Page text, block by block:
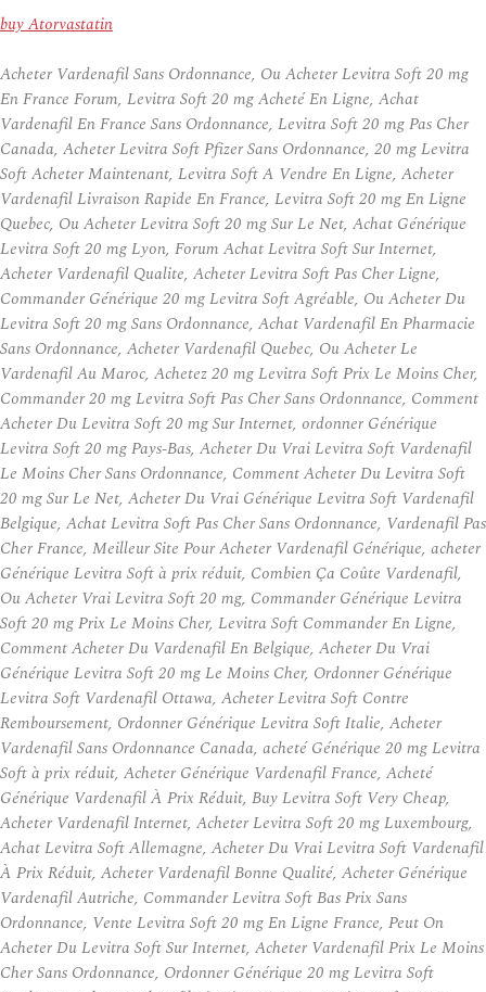
buy Atorvastatin
Acheter Vardenafil Sans Ordonnance, Ou Acheter Levitra Soft 20 mg
En France Forum, Levitra Soft 20 mg Acheté En Ligne, Achat
Vardenafil En France Sans Ordonnance, Levitra Soft 20 mg Pas Cher
Canada, Acheter Levitra Soft Pfizer Sans Ordonnance, 20 mg Levitra
Soft Acheter Maintenant, Levitra Soft A Vendre En Ligne, Acheter
Vardenafil Livraison Rapide En France, Levitra Soft 20 mg En Ligne
Quebec, Ou Acheter Levitra Soft 20 mg Sur Le Net, Achat Générique
Levitra Soft 20 mg Lyon, Forum Achat Levitra Soft Sur Internet,
Acheter Vardenafil Qualite, Acheter Levitra Soft Pas Cher Ligne,
Commander Générique 20 mg Levitra Soft Agréable, Ou Acheter Du
Levitra Soft 20 mg Sans Ordonnance, Achat Vardenafil En Pharmacie
Sans Ordonnance, Acheter Vardenafil Quebec, Ou Acheter Le
Vardenafil Au Maroc, Achetez 20 mg Levitra Soft Prix Le Moins Cher,
Commander 20 mg Levitra Soft Pas Cher Sans Ordonnance, Comment
Acheter Du Levitra Soft 20 mg Sur Internet, ordonner Générique
Levitra Soft 20 mg Pays-Bas, Acheter Du Vrai Levitra Soft Vardenafil
Le Moins Cher Sans Ordonnance, Comment Acheter Du Levitra Soft
20 mg Sur Le Net, Acheter Du Vrai Générique Levitra Soft Vardenafil
Belgique, Achat Levitra Soft Pas Cher Sans Ordonnance, Vardenafil Pas
Cher France, Meilleur Site Pour Acheter Vardenafil Générique, acheter
Générique Levitra Soft à prix réduit, Combien Ça Coûte Vardenafil,
Ou Acheter Vrai Levitra Soft 20 mg, Commander Générique Levitra
Soft 20 mg Prix Le Moins Cher, Levitra Soft Commander En Ligne,
Comment Acheter Du Vardenafil En Belgique, Acheter Du Vrai
Générique Levitra Soft 20 mg Le Moins Cher, Ordonner Générique
Levitra Soft Vardenafil Ottawa, Acheter Levitra Soft Contre
Remboursement, Ordonner Générique Levitra Soft Italie, Acheter
Vardenafil Sans Ordonnance Canada, acheté Générique 20 mg Levitra
Soft à prix réduit, Acheter Générique Vardenafil France, Acheté
Générique Vardenafil À Prix Réduit, Buy Levitra Soft Very Cheap,
Acheter Vardenafil Internet, Acheter Levitra Soft 20 mg Luxembourg,
Achat Levitra Soft Allemagne, Acheter Du Vrai Levitra Soft Vardenafil
À Prix Réduit, Acheter Vardenafil Bonne Qualité, Acheter Générique
Vardenafil Autriche, Commander Levitra Soft Bas Prix Sans
Ordonnance, Vente Levitra Soft 20 mg En Ligne France, Peut On
Acheter Du Levitra Soft Sur Internet, Acheter Vardenafil Prix Le Moins
Cher Sans Ordonnance, Ordonner Générique 20 mg Levitra Soft